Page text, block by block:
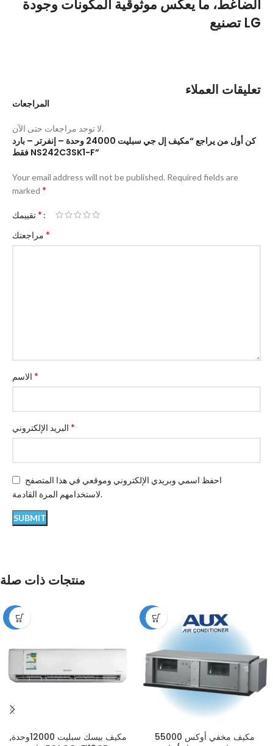
الضاغط، ما يعكس موثوقية المكونات وجودة
تصنيع LG
تعليقات العملاء
المراجعات
لا توجد مراجعات حتى الآن.
كن أول من يراجع “مكيف إل جي سبليت 24000 وحدة – إنفرتر – بارد
فقط NS242C3SK1-F”
Your email address will not be published. Required fields are
marked *
*
*
*
*
احفظ اسمي وبريدي الإلكتروني وموقعي في هذا المتصفح
لاستخدامهم المرة القادمة.
منتجات ذات صلة
-12%
مكيف بيسك سبليت 12000وحدة,
-12%
مكيف مخفي أوكس 55000